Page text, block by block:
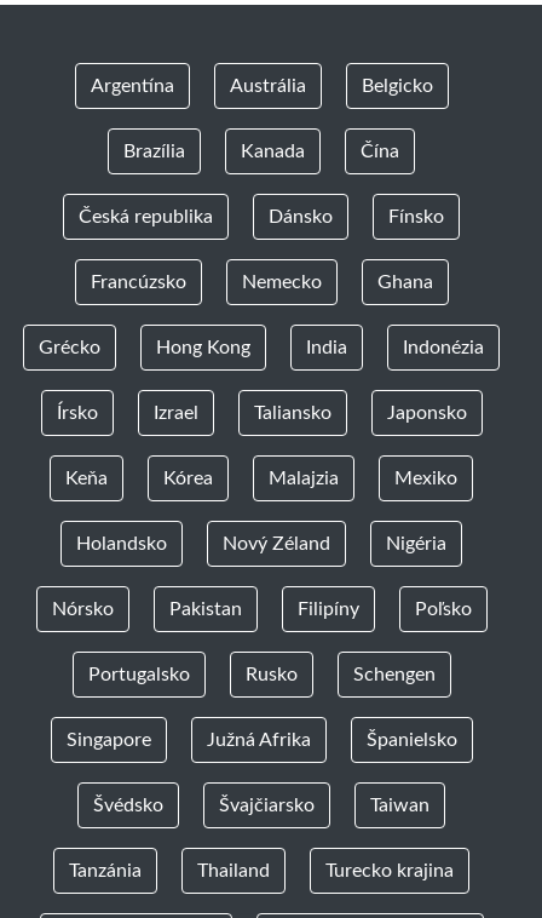
Argentína Austrália Belgicko
Brazília Kanada Čína
Česká republika Dánsko Fínsko
Francúzsko Nemecko Ghana
Grécko Hong Kong India Indonézia
Írsko Izrael Taliansko Japonsko
Keňa Kórea Malajzia Mexiko
Holandsko Nový Zéland Nigéria
Nórsko Pakistan Filipíny Poľsko
Portugalsko Rusko Schengen
Singapore Južná Afrika Španielsko
Švédsko Švajčiarsko Taiwan
Tanzánia Thailand Turecko krajina